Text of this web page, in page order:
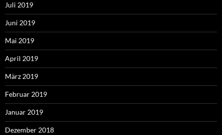
Juli 2019
Juni 2019
Mai 2019
April 2019
März 2019
Februar 2019
Januar 2019
Dezember 2018